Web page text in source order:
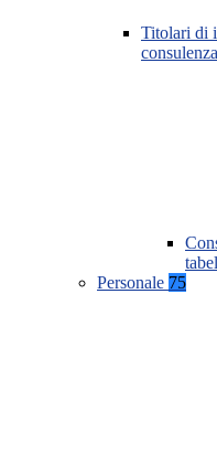
Titolari di
consulenza
Personale 75